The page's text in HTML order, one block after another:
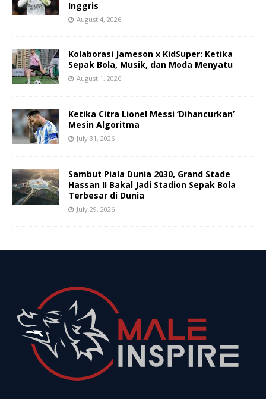
Inggris
August 4, 2026
Kolaborasi Jameson x KidSuper: Ketika
Sepak Bola, Musik, dan Moda Menyatu
August 1, 2026
Ketika Citra Lionel Messi ‘Dihancurkan’
Mesin Algoritma
July 31, 2026
Sambut Piala Dunia 2030, Grand Stade
Hassan II Bakal Jadi Stadion Sepak Bola
Terbesar di Dunia
July 29, 2026